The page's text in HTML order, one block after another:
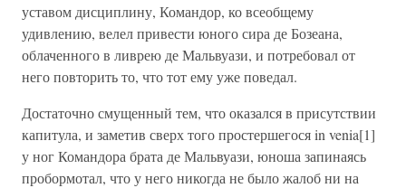
уставом дисциплину, Командор, ко всеобщему
удивлению, велел привести юного сира де Бозеана,
облаченного в ливрею де Мальвуази, и потребовал от
него повторить то, что тот ему уже поведал.
Достаточно смущенный тем, что оказался в присутствии
капитула, и заметив сверх того простершегося in venia[1]
у ног Командора брата де Мальвуази, юноша запинаясь
пробормотал, что у него никогда не было жалоб ни на